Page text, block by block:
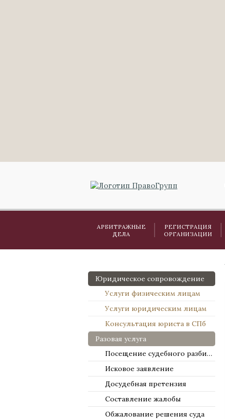
АРБИТРАЖНЫЕ
ДЕЛА
РЕГИСТРАЦИЯ
ОРГАНИЗАЦИИ
Юридическое сопровождение
Услуги физическим лицам
Услуги юридическим лицам
Консультация юриста в СПб
Разовая услуга
Посещение судебного разбирательства
Исковое заявление
Досудебная претензия
Составление жалобы
Обжалование решения суда